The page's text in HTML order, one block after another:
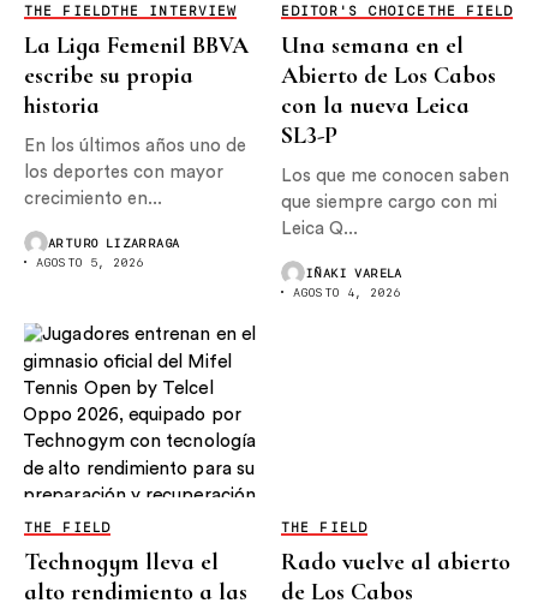
THE FIELDTHE INTERVIEW
La Liga Femenil BBVA
escribe su propia
historia
En los últimos años uno de
los deportes con mayor
crecimiento en...
ARTURO LIZARRAGA
AGOSTO 5, 2026
EDITOR'S CHOICE THE FIELD
Una semana en el
Abierto de Los Cabos
con la nueva Leica
SL3-P
Los que me conocen saben
que siempre cargo con mi
Leica Q...
IÑAKI VARELA
AGOSTO 4, 2026
THE FIELD
Technogym lleva el
alto rendimiento a las
THE FIELD
Rado vuelve al abierto
de Los Cabos